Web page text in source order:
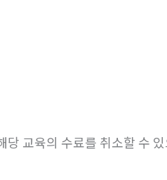
교육의 수료를 취소할 수